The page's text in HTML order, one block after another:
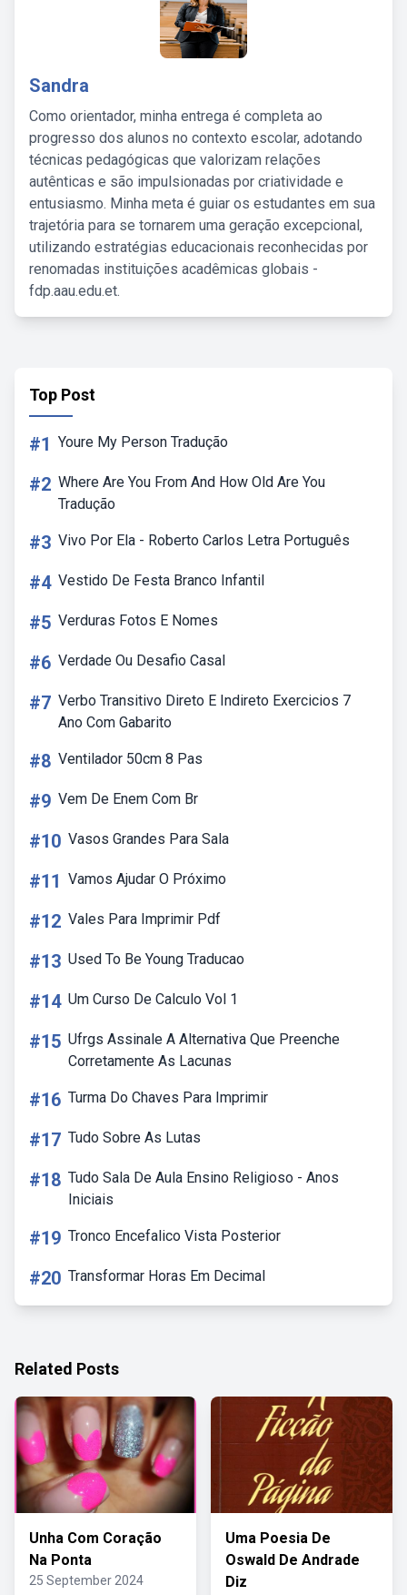
Sandra
Como orientador, minha entrega é completa ao
progresso dos alunos no contexto escolar, adotando
técnicas pedagógicas que valorizam relações
autênticas e são impulsionadas por criatividade e
entusiasmo. Minha meta é guiar os estudantes em sua
trajetória para se tornarem uma geração excepcional,
utilizando estratégias educacionais reconhecidas por
renomadas instituições acadêmicas globais -
fdp.aau.edu.et.
Top Post
#1 Youre My Person Tradução
#2 Where Are You From And How Old Are You
Tradução
#3 Vivo Por Ela - Roberto Carlos Letra Português
#4 Vestido De Festa Branco Infantil
#5 Verduras Fotos E Nomes
#6 Verdade Ou Desafio Casal
#7 Verbo Transitivo Direto E Indireto Exercicios 7
Ano Com Gabarito
#8 Ventilador 50cm 8 Pas
#9 Vem De Enem Com Br
#10 Vasos Grandes Para Sala
#11 Vamos Ajudar O Próximo
#12 Vales Para Imprimir Pdf
#13 Used To Be Young Traducao
#14 Um Curso De Calculo Vol 1
#15 Ufrgs Assinale A Alternativa Que Preenche
Corretamente As Lacunas
#16 Turma Do Chaves Para Imprimir
#17 Tudo Sobre As Lutas
#18 Tudo Sala De Aula Ensino Religioso - Anos
Iniciais
#19 Tronco Encefalico Vista Posterior
#20 Transformar Horas Em Decimal
Related Posts
Unha Com Coração
Na Ponta
25 September 2024
Uma Poesia De
Oswald De Andrade
Diz